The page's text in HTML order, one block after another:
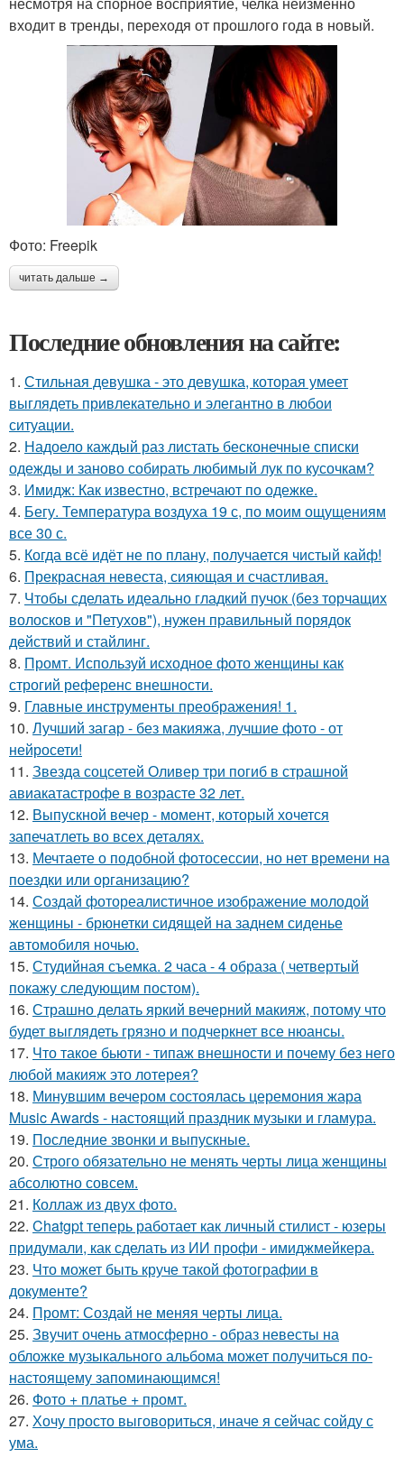
входит в тренды, переходя от прошлого года в новый.
Фото: Freepik
читать дальше →
Последние обновления на сайте:
1. Стильная девушка - это девушка, которая умеет
выглядеть привлекательно и элегантно в любои
ситуации.
2. Надоело каждый раз листать бесконечные списки
одежды и заново собирать любимый лук по кусочкам?
3. Имидж: Как известно, встречают по одежке.
4. Бегу. Температура воздуха 19 с, по моим ощущениям
все 30 с.
5. Когда всё идёт не по плану, получается чистый кайф!
6. Прекрасная невеста, сияющая и счастливая.
7. Чтобы сделать идеально гладкий пучок (без торчащих
волосков и "Петухов"), нужен правильный порядок
действий и стайлинг.
8. Промт. Используй исходное фото женщины как
строгий референс внешности.
9. Главные инструменты преображения! 1.
10. Лучший загар - без макияжа, лучшие фото - от
нейросети!
11. Звезда соцсетей Оливер три погиб в страшной
авиакатастрофе в возрасте 32 лет.
12. Выпускной вечер - момент, который хочется
запечатлеть во всех деталях.
13. Мечтаете о подобной фотосессии, но нет времени на
поездки или организацию?
14. Создай фотореалистичное изображение молодой
женщины - брюнетки сидящей на заднем сиденье
автомобиля ночью.
15. Студийная съемка. 2 часа - 4 образа ( четвертый
покажу следующим постом).
16. Страшно делать яркий вечерний макияж, потому что
будет выглядеть грязно и подчеркнет все нюансы.
17. Что такое бьюти - типаж внешности и почему без него
любой макияж это лотерея?
18. Минувшим вечером состоялась церемония жара
Music Awards - настоящий праздник музыки и гламура.
19. Последние звонки и выпускные.
20. Строго обязательно не менять черты лица женщины
абсолютно совсем.
21. Коллаж из двух фото.
22. Chatgpt теперь работает как личный стилист - юзеры
придумали, как сделать из ИИ профи - имиджмейкера.
23. Что может быть круче такой фотографии в
документе?
24. Промт: Создай не меняя черты лица.
25. Звучит очень атмосферно - образ невесты на
обложке музыкального альбома может получиться по-
настоящему запоминающимся!
26. Фото + платье + промт.
27. Хочу просто выговориться, иначе я сейчас сойду с
ума.